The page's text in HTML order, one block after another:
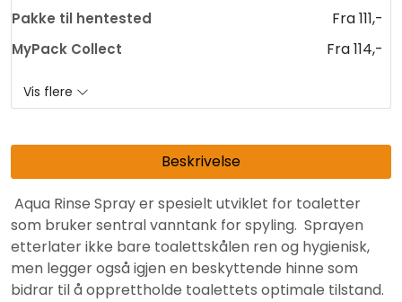
Pakke til hentested Fra 111,-
MyPack Collect Fra 114,-
Vis flere
Beskrivelse
Aqua Rinse Spray er spesielt utviklet for toaletter
som bruker sentral vanntank for spyling. Sprayen
etterlater ikke bare toalettskålen ren og hygienisk,
men legger også igjen en beskyttende hinne som
bidrar til å opprettholde toalettets optimale tilstand.